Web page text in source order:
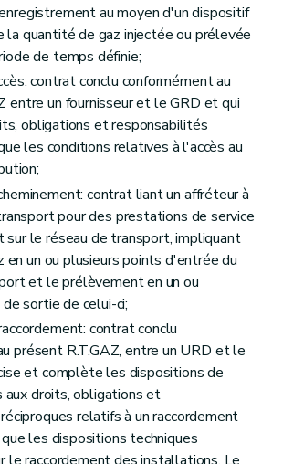
Modification de statut ou de configuration des ouvrages de raccordement existants
3.1
Période transitoire et régularisation
3.2
Adaptation d'un ouvrage de raccordement
3.3 Suppression d'un ouvrage de raccordement
3.4 Transfert de propriété ou d'usage
d'accès
Désignation du fournisseur
Registre d'accès
au moyen d'un dispositif
la quantité de gaz injectée ou prélevée
de temps définie;
contrat conclu conformément au
entre un fournisseur et le GRD et qui
obligations et responsabilités
les conditions relatives à l'accès au
contrat liant un affréteur à
pour des prestations de service
sur le réseau de transport, impliquant
en un ou plusieurs points d'entrée du
et le prélèvement en un ou
sortie de celui-ci;
contrat conclu
présent R.T.GAZ, entre un URD et le
et complète les dispositions de
aux droits, obligations et
relatifs à un raccordement
les dispositions techniques